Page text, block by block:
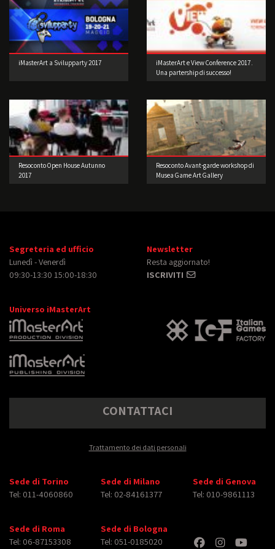
iMasterArt a Svilupparty 2017
iMasterArt e View Conference 2017.
Una partership di successo!
Resoconto Open House Autunno
2017
Resoconto Avant-garde workshop di
Musea Game Art Gallery
Segreteria ed ufficio
Lunedì - Venerdì
09:30-13:30 15:00-18:30
Newsletter
Resta aggiornato!
ISCRIVITI
Universo iMasterArt
CONTATTACI
Trattamento dei dati personali
Sede di Torino
Tel: 011-4060860
Sede di Milano
Tel: 02-84161377
Sede di Genova
Tel: 010-9861113
Sede di Roma
Tel: 06-87153308
Sede di Bologna
Tel: 051-0185020